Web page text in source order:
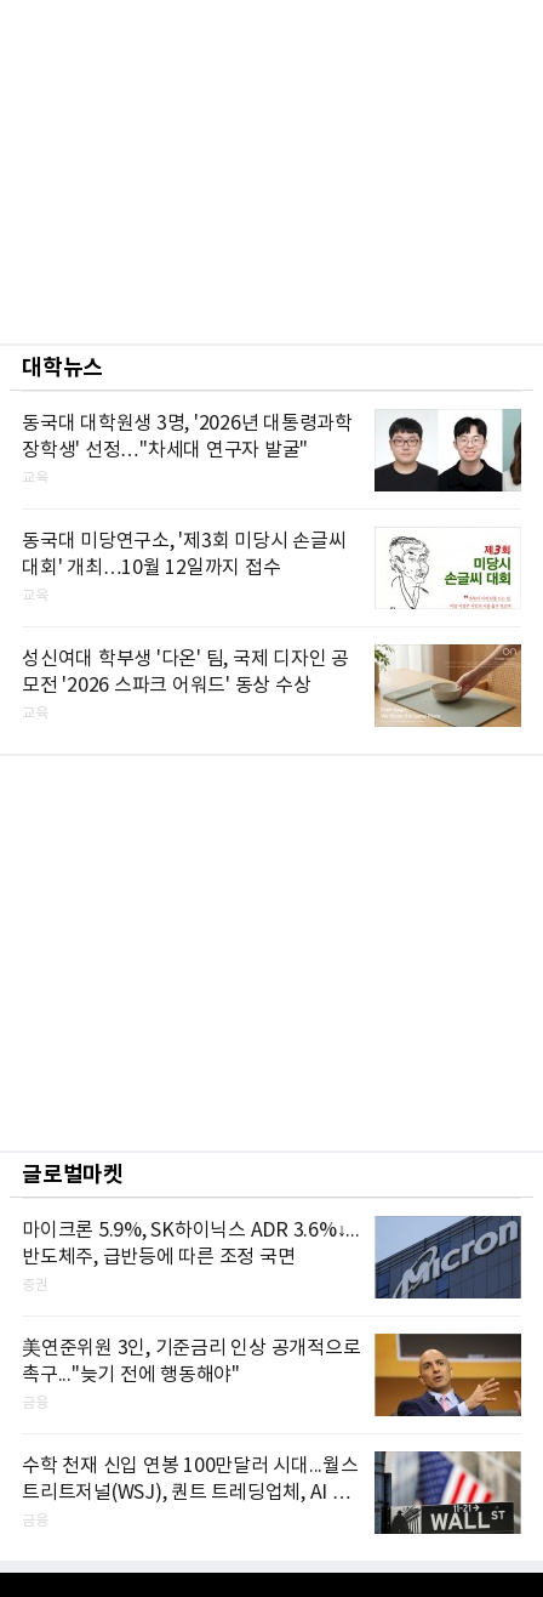
대학뉴스
동국대 대학원생 3명, '2026년 대통령과학
장학생' 선정…"차세대 연구자 발굴"
교육
동국대 미당연구소, '제3회 미당시 손글씨
대회' 개최…10월 12일까지 접수
교육
성신여대 학부생 '다온' 팀, 국제 디자인 공
모전 '2026 스파크 어워드' 동상 수상
교육
글로벌마켓
마이크론 5.9%, SK하이닉스 ADR 3.6%↓...
반도체주, 급반등에 따른 조정 국면
증권
美연준위원 3인, 기준금리 인상 공개적으로
촉구..."늦기 전에 행동해야"
금융
수학 천재 신입 연봉 100만달러 시대...월스
트리트저널(WSJ), 퀀트 트레딩업체, AI 기
업들 인재 확보 경쟁
금융